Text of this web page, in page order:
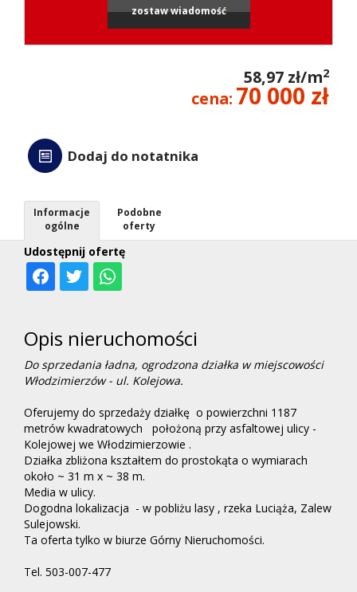
kredyt
zostaw wiadomość
58,97 zł/m2
cena: 70 000 zł
Dodaj do notatnika
Udostępnij ofertę
Informacje
ogólne
Podobne
oferty
Opis nieruchomości
Do sprzedania ładna, ogrodzona działka w miejscowości
Włodzimierzów - ul. Kolejowa.
Oferujemy do sprzedaży działkę o powierzchni 1187
metrów kwadratowych położoną przy asfaltowej ulicy -
Kolejowej we Włodzimierzowie .
Działka zbliżona kształtem do prostokąta o wymiarach
około ~ 31 m x ~ 38 m.
Media w ulicy.
Dogodna lokalizacja - w pobliżu lasy , rzeka Luciąża, Zalew
Sulejowski.
Ta oferta tylko w biurze Górny Nieruchomości.
Tel. 503-007-477